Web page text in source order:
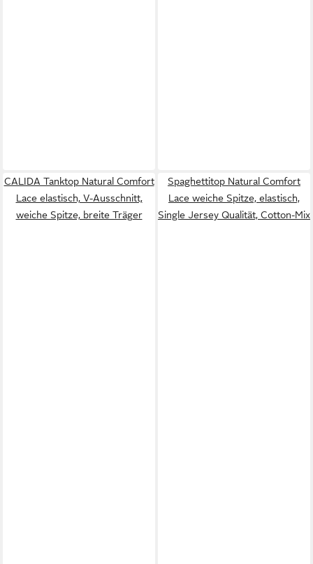
CALIDA Tanktop Natural Comfort
Lace elastisch, V-Ausschnitt,
weiche Spitze, breite Träger
Spaghettitop Natural Comfort
Lace weiche Spitze, elastisch,
Single Jersey Qualität, Cotton-Mix